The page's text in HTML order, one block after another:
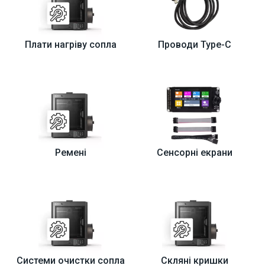
Плати нагріву сопла Проводи Type-C
Ремені Сенсорні екрани
Системи очистки сопла Скляні кришки